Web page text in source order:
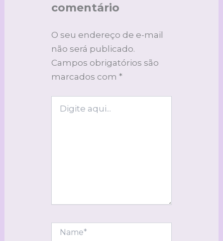
comentário
O seu endereço de e-mail
não será publicado.
Campos obrigatórios são
marcados com *
aqui...
Name*